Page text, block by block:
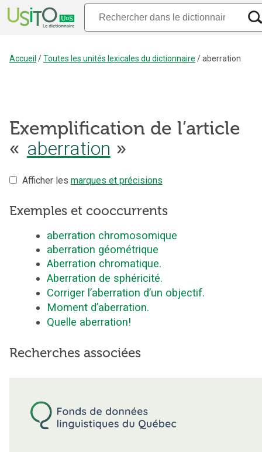
Accueil /Toutes les unités lexicales du dictionnaire /aberration
Exemplification de l’article
« aberration »
Afficher les marques et précisions
Exemples et cooccurrents
aberration chromosomique
aberration géométrique
Aberration chromatique.
Aberration de sphéricité.
Corriger l’aberration d’un objectif.
Moment d’aberration.
Quelle aberration!
Recherches associées